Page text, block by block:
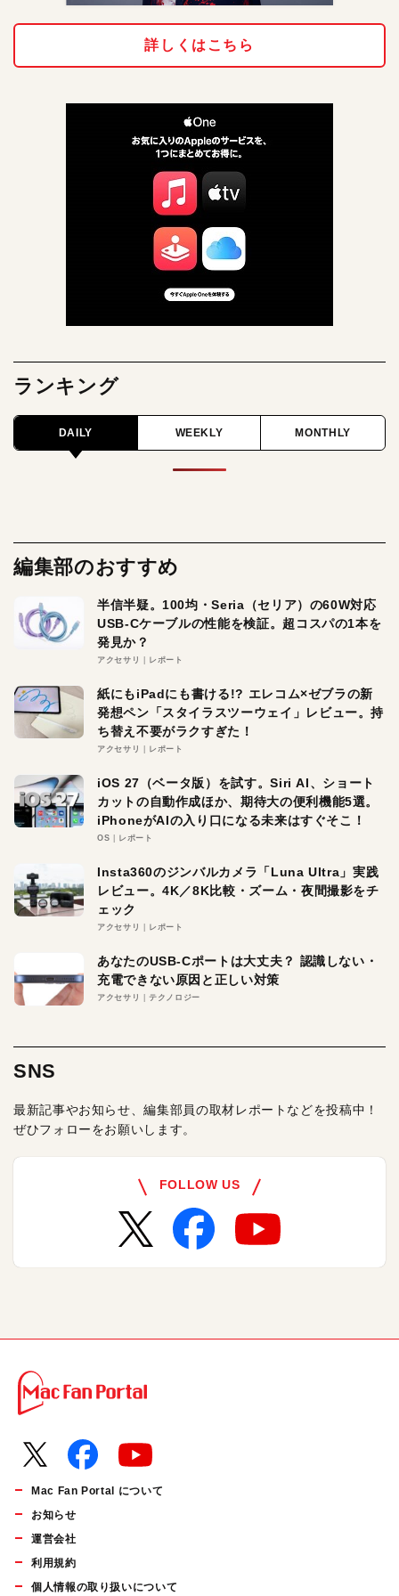
詳しくはこちら
ランキング
DAILY WEEKLY MONTHLY
編集部のおすすめ
半信半疑。100均・Seria（セリア）の60W対応
USB-Cケーブルの性能を検証。超コスパの1本を
発見か？
アクセサリ レポート
紙にもiPadにも書ける!? エレコム×ゼブラの新
発想ペン「スタイラスツーウェイ」レビュー。持
ち替え不要がラクすぎた！
アクセサリ レポート
iOS 27（ベータ版）を試す。Siri AI、ショート
カットの自動作成ほか、期待大の便利機能5選。
iPhoneがAIの入り口になる未来はすぐそこ！
OS レポート
Insta360のジンバルカメラ「Luna Ultra」実践
レビュー。4K／8K比較・ズーム・夜間撮影をチ
ェック
アクセサリ レポート
あなたのUSB-Cポートは大丈夫？ 認識しない・
充電できない原因と正しい対策
アクセサリ テクノロジー
SNS
最新記事やお知らせ、編集部員の取材レポートなどを投稿中！
ぜひフォローをお願いします。
FOLLOW US
Mac Fan Portal について
お知らせ
運営会社
利用規約
個人情報の取り扱いについて